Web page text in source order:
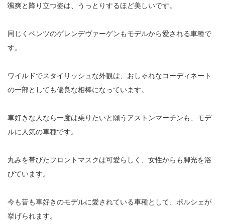
颯爽と降り立つ姿は、うっとりするほど美しいです。
同じくベンツのゲレンデヴァーゲンもモデルから愛される車種で
す。
ワイルドでスタイリッシュな外観は、おしゃれなコーディネート
の一部としても優良な相棒になっています。
車好きな人なら一度は乗りたいと願うアストンマーチンも、モデ
ルに人気の車種です。
丸みを帯びたフロントマスクは可愛らしく、女性からも脚光を浴
びています。
今も昔も車好きのモデルに愛されている車種として、ポルシェが
挙げられます。